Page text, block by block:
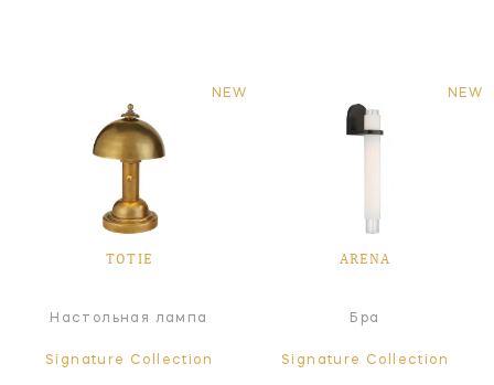
NEW
TOTIE
Настольная лампа
Signature Collection
NEW
ARENA
Бра
Signature Collection